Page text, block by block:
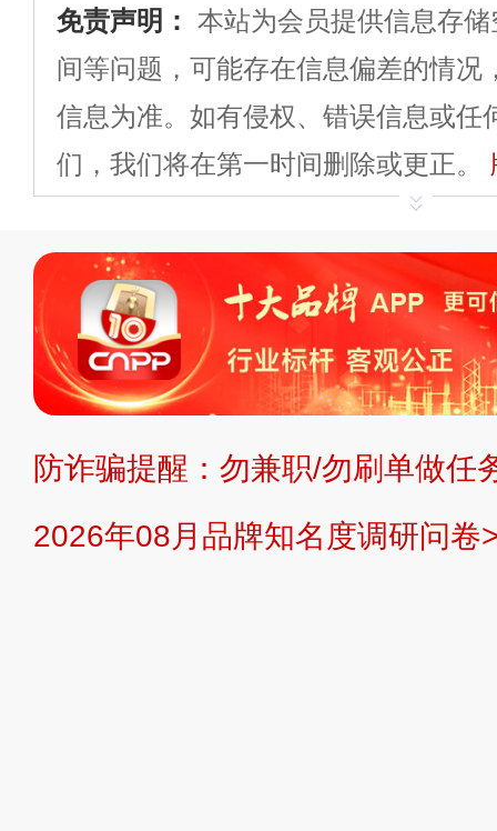
免责声明： 本站为会员提供信息存
间等问题，可能存在信息偏差的情况
信息为准。如有侵权、错误信息或任
们，我们将在第一时间删除或更正。
平台自有内容（文字
标、LOGO 等）知识产权归本站所
复制、转载、商用。本站不生产产
不代理、不招商、不提供中介服务。
持投资购买的观点或意见，页面信息
提交说明： 快速提交发布>> 提交品
防诈骗提醒：勿兼职/勿刷单做任
2026年08月品牌知名度调研问卷